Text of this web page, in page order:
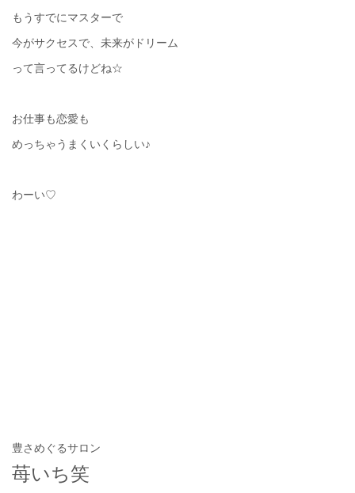
もうすでにマスターで
今がサクセスで、未来がドリーム
って言ってるけどね☆
お仕事も恋愛も
めっちゃうまくいくらしい♪
わーい♡
豊さめぐるサロン
苺いち笑